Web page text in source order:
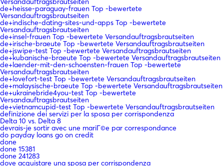
de+heisse-paraguay-frauen Top -bewertete
Versandauftragsbrautseiten
de+indische-dating-sites-und-apps Top -bewertete
Versandauftragsbrautseiten
de+insel-frauen Top -bewertete Versandauftragsbrautseiten
de+irische-braeute Top -bewertete Versandauftragsbrautseiten
de+jswipe-test Top -bewertete Versandauftragsbrautseiten
de+kubanische-braeute Top -bewertete Versandauftragsbrautseiten
de+laender-mit-den-schoensten-frauen Top -bewertete
Versandauftragsbrautseiten
de+lovefort-test Top -bewertete Versandauftragsbrautseiten
de+malaysische-braeute Top -bewertete Versandauftragsbrautseiten
de+ukrainebride4you-test Top -bewertete
Versandauftragsbrautseiten
de+vietnamcupid-test Top -bewertete Versandauftragsbrautseiten
definizione dei servizi per la sposa per corrispondenza
Delta 10 vs. Delta 8
devrais-je sortir avec une mariГ©e par correspondance
do payday loans go on credit
done
done 15381
done 241283
dove acquistare una sposa per corrispondenza